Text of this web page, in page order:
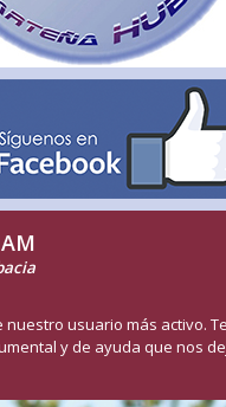
nuestro usuario más activo.
y de ayuda que nos